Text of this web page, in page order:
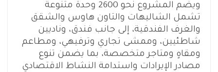
ويضم المشروع نحو 2600 وحدة متنوعة
تشمل الشاليهات والتاون هاوس والشقق
والغرف الفندقية، إلى جانب فندق، وناديين
شاطئيين، وممشى تجاري وترفيهي، ومطاعم
ومقاهٍ ومتاجر متخصصة، بما يضمن تنوع
مصادر الإيرادات واستدامة النشاط الاقتصادي